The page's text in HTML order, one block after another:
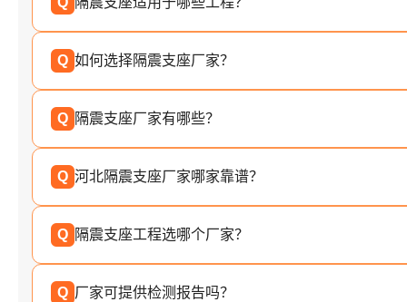
Q 如何选择隔震支座厂家？
Q 隔震支座厂家有哪些？
Q 河北隔震支座厂家哪家靠谱？
Q 隔震支座工程选哪个厂家？
Q 厂家可提供检测报告吗？